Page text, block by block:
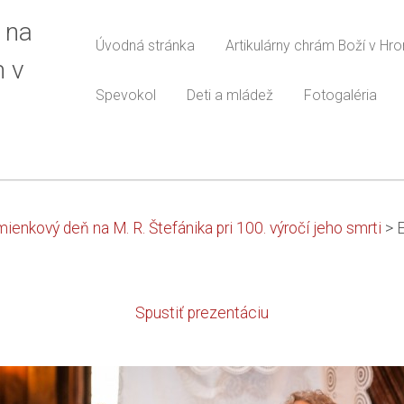
v
Úvodná stránka Artikulárny chrám Boží v
Spevokol Deti a mládež Fotogaléria
deň na M. R. Štefánika pri 100. výročí jeho smrti >
Spustiť prezentáciu